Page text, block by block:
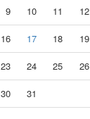
9 10 11 12
16 17 18 19
23 24 25 26
30 31